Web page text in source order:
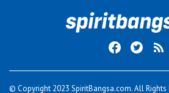
© Copyright 2023 SpiritBangsa.com. All Rights